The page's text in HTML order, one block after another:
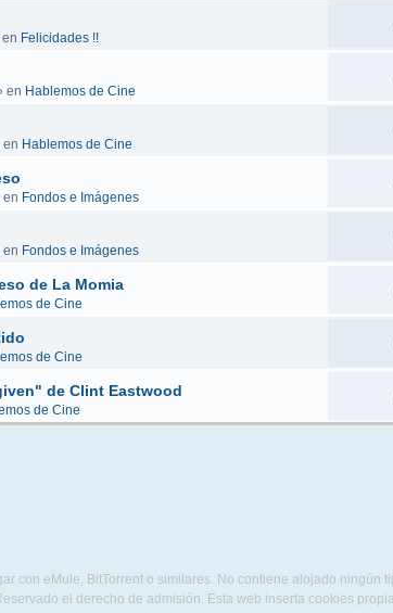
Felicidades !!
en Hablemos de Cine
en Hablemos de Cine
en Fondos e Imágenes
en Fondos e Imágenes
de La Momia
de Cine
de Cine
de Clint Eastwood
de Cine
con eMule, BitTorrent o similares. No contiene alojado ningún
el derecho de admisión. Esta web inserta cookies